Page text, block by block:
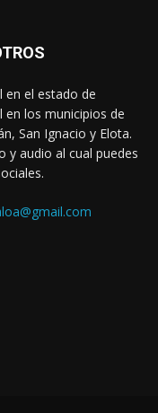
en el estado de
en los municipios de
San Ignacio y Elota.
y audio al cual puedes